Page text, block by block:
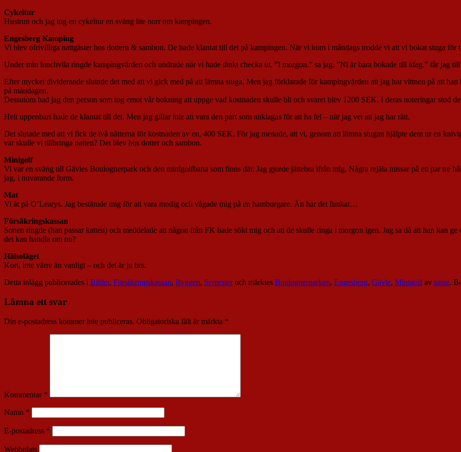
Cykeltur
Hustrun och jag tog en cykeltur en sväng lite norr om kampingen.
Engesberg Kamping
Vi blev ofrivilliga nattgäster hos dottern & sambon. De hade klantat till det på kampingen. När vi kom i måndags trodde vi att vi bokat stuga för
Under min lunchvila ringde kampingvärden och undrade när vi hade tänkt checka ut. ”I morgon.” sa jag. ”Ni är bara bokade till idag.” får jag till
Efter mycket dividerande slutade det med att vi gick med på att lämna stuga. Men jag förklarade för kampingvärden att jag har vittnen på att
på måndagen.
Dessutom bad jag den person som tog emot vår bokning att uppge vad kostnaden skulle bli och svaret blev 1200 SEK. I deras noteringar stod
Helt uppenbart hade de klantat till det. Men jag gillar inte att vara den part som anklagas för att ha fel – när jag vet att jag har rätt.
Det slutade med att vi fick de två nätterna för kostnaden av en, 400 SEK. För jag menade, att vi, genom att lämna stugan hjälpte dem ur en
var skulle vi tillbringa natten? Det blev hos dotter och sambon.
Minigolf
Vi var en sväng till Gävles Boulognerpark och den minigolfbana som finns där. Jag gjorde jättebra ifrån mig. Några rejäla missar på ett par tre
jag, i nuvarande form.
Mat
Vi åt på O’Learys. Jag bestämde mig för att vara modig och vågade mig på en hamburgare. Än har det funkat…
Försäkringskassan
Sonen ringde (han passar katten) och meddelade att någon från FK hade sökt mig och att de skulle ringa i morgon igen. Jag sa då att han kan
det kan handla om nu?
Hälsoläget
Kort, inte värre än vanligt – och det är ju bra.
Detta inlägg publicerades i Bilder, Försäkringskassan, Ryggen, Semesteroch märktes Boulognerparken, Engesberg, Gävle, Minigolfav nisse.
Lämna ett svar
Din e-postadress kommer inte publiceras. Obligatoriska fält är märkta *
Kommentar *
Namn *
E-postadress *
Webbplats